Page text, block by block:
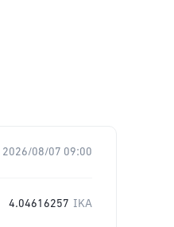
2026/08/07 09:00
4.04616257 IKA